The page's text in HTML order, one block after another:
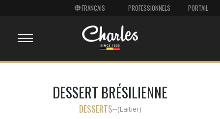
PROFESSIONNELS PORTAIL
DESSERT BRÉSILIENNE
DESSERTS—(Laitier)